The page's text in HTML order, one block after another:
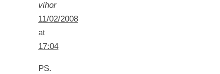
vihor
11/02/2008
at
17:04
PS.